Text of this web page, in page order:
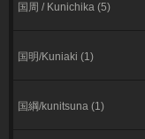
国周 / Kunichika (5)
国明/Kuniaki (1)
国綱/kunitsuna (1)